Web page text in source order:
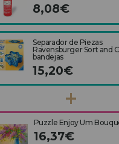
8,08€
Separador de Piezas
Ravensburger Sort and
bandejas
15,20€
Puzzle Enjoy Um
16,37€